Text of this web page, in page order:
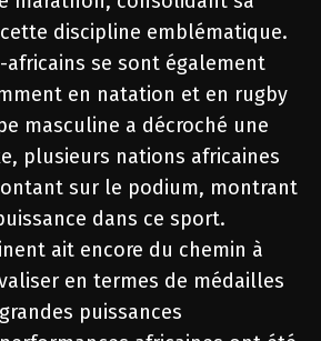
discipline emblématique.
africains se sont également
en natation et en rugby
masculine a décroché une
plusieurs nations africaines
sur le podium, montrant
dans ce sport.
ait encore du chemin à
en termes de médailles
puissances